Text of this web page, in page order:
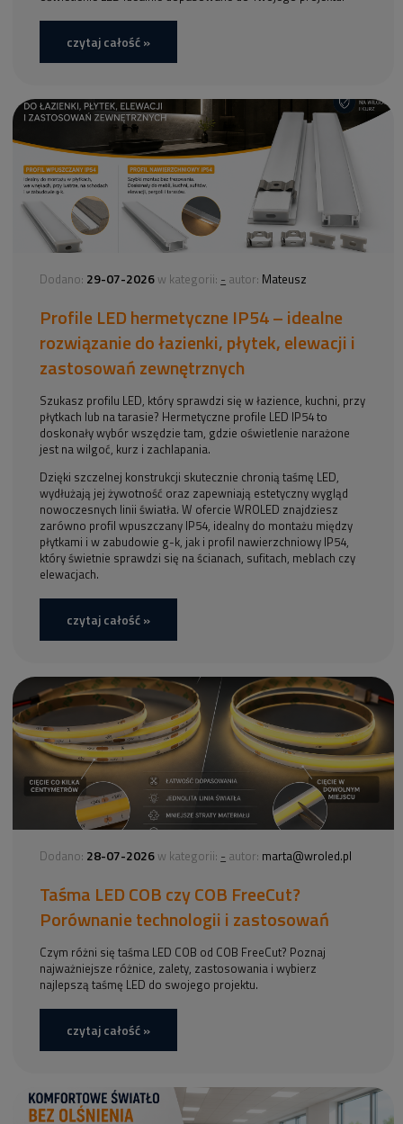
czytaj całość »
Dodano: 29-07-2026 w kategorii: - autor: Mateusz
Profile LED hermetyczne IP54 – idealne
rozwiązanie do łazienki, płytek, elewacji i
zastosowań zewnętrznych
Szukasz profilu LED, który sprawdzi się w łazience, kuchni, przy
płytkach lub na tarasie? Hermetyczne profile LED IP54 to
doskonały wybór wszędzie tam, gdzie oświetlenie narażone
jest na wilgoć, kurz i zachlapania.
Dzięki szczelnej konstrukcji skutecznie chronią taśmę LED,
wydłużają jej żywotność oraz zapewniają estetyczny wygląd
nowoczesnych linii światła. W ofercie WROLED znajdziesz
zarówno profil wpuszczany IP54, idealny do montażu między
płytkami i w zabudowie g-k, jak i profil nawierzchniowy IP54,
który świetnie sprawdzi się na ścianach, sufitach, meblach czy
elewacjach.
czytaj całość »
Dodano: 28-07-2026 w kategorii: - autor: marta@wroled.pl
Taśma LED COB czy COB FreeCut?
Porównanie technologii i zastosowań
Czym różni się taśma LED COB od COB FreeCut? Poznaj
najważniejsze różnice, zalety, zastosowania i wybierz
najlepszą taśmę LED do swojego projektu.
czytaj całość »